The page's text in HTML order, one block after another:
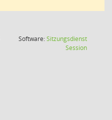
Software:Sitzungsdienst
Session(Wird in